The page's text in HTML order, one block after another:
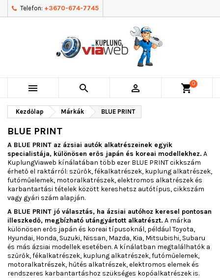
Telefon: +3670-674-7745
   shopping_cart0
Kezdőlap Márkák BLUE PRINT
BLUE PRINT
A BLUE PRINT az ázsiai autók alkatrészeinek egyik
specialistája, különösen erős japán és koreai modellekhez. A
KuplungViaweb kínálatában több ezer BLUE PRINT cikkszám
érhető el raktárról: szűrők, fékalkatrészek, kuplung alkatrészek,
futóműelemek, motoralkatrészek, elektromos alkatrészek és
karbantartási tételek között kereshetsz autótípus, cikkszám
vagy gyári szám alapján.
A BLUE PRINT jó választás, ha ázsiai autóhoz keresel pontosan
illeszkedő, megbízható utángyártott alkatrészt. A márka
különösen erős japán és koreai típusoknál, például Toyota,
Hyundai, Honda, Suzuki, Nissan, Mazda, Kia, Mitsubishi, Subaru
és más ázsiai modellek esetében. A kínálatban megtalálhatók a
szűrők, fékalkatrészek, kuplung alkatrészek, futóműelemek,
motoralkatrészek, hűtés alkatrészek, elektromos elemek és
rendszeres karbantartáshoz szükséges kopóalkatrészek is.